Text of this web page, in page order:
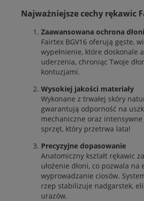
Najważniejsze cechy rękawic
Zaawansowana ochrona
Fairtex BGV16 oferują gęste,
wypełnienie, które doskonale
uderzenia, chroniąc Twoje
kontuzjami.
Wysokiej jakości materiały
Wykonane z trwałej skóry
gwarantują odporność na
mechaniczne oraz
sprzęt, który przetrwa lata!
Precyzyjne dopasowanie
Anatomiczny kształt rękawic
ułożenie dłoni, co pozwala na
wyprowadzanie ciosów.
rzep stabilizuje nadgarstek,
urazów.